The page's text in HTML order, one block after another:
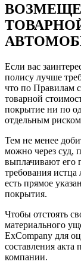
Если вас
полису лучше
что по Правилам
товарной
покрытие ни по
отдельным
Тем не менее
можно через суд,
выплачивают
требования истца
есть прямое
покрытия.
Чтобы отстоять
материального
ExCompany для
составления акта
компании.